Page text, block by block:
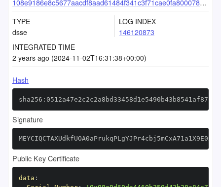
108e9186e8c5677aacdf8aad61484f341c3f71cae0fa800078dab5b83ae31ee8e38e34e72e7cfa38
TYPE
dsse
LOG INDEX
146120873
INTEGRATED TIME
2 years ago (2024-11-02T16:31:38+00:00)
Hash
Signature
Public Key Certificate
data :